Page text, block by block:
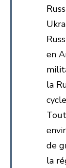
en
la
de
la